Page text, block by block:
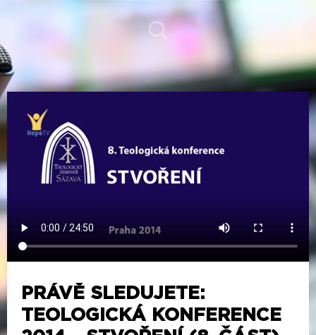
PRÁVĚ SLEDUJETE:
TEOLOGICKÁ KONFERENCE